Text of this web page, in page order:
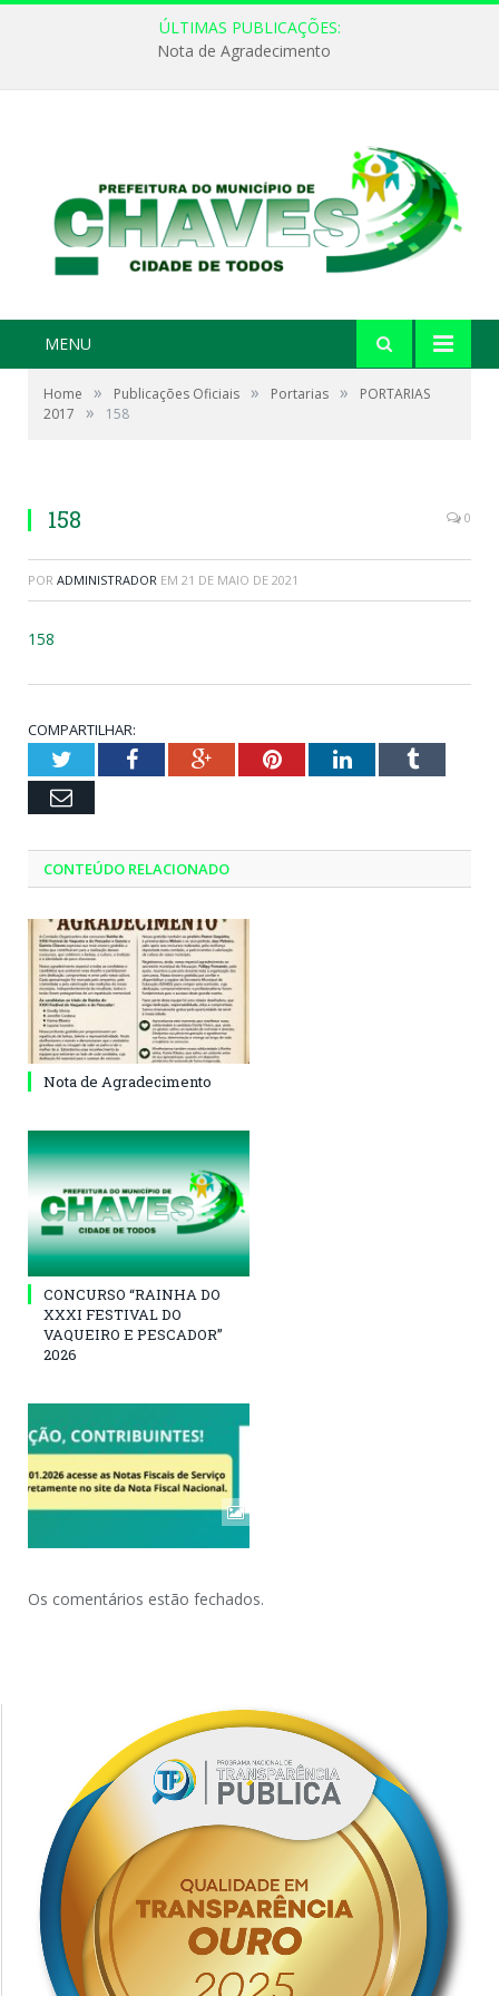
ÚLTIMAS PUBLICAÇÕES:
Nota de Agradecimento
MENU
Home » Publicações Oficiais » Portarias »
PORTARIAS
2017
» 158
158 0
POR ADMINISTRADOR EM 21 DE MAIO DE 2021
158
COMPARTILHAR:
TwitterFacebookGoogle+PinterestLinkedInTumblr
Email
CONTEÚDO RELACIONADO
Nota de Agradecimento
CONCURSO “RAINHA DO
XXXI FESTIVAL DO
VAQUEIRO E PESCADOR”
2026
Os comentários estão fechados.